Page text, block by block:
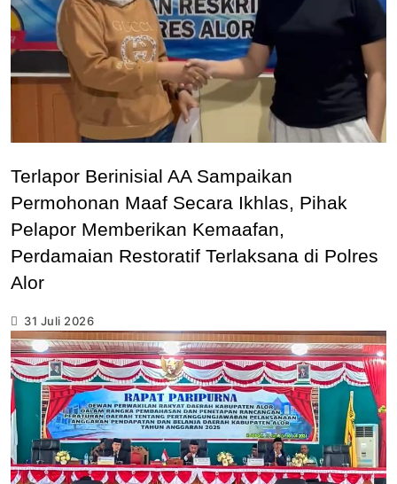
Terlapor Berinisial AA Sampaikan
Permohonan Maaf Secara Ikhlas, Pihak
Pelapor Memberikan Kemaafan,
Perdamaian Restoratif Terlaksana di Polres
Alor
31 Juli 2026